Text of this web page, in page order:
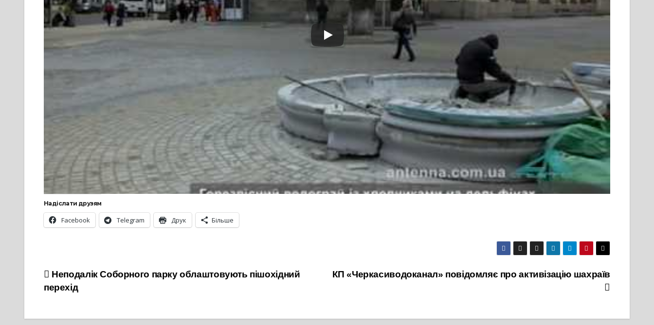
Надіслати друзям
Facebook Telegram Друк Більше
Навігація
записів
КП «Черкасиводоканал» повідомляє про активізацію шахраїв
Неподалік Соборного парку облаштовують пішохідний
перехід